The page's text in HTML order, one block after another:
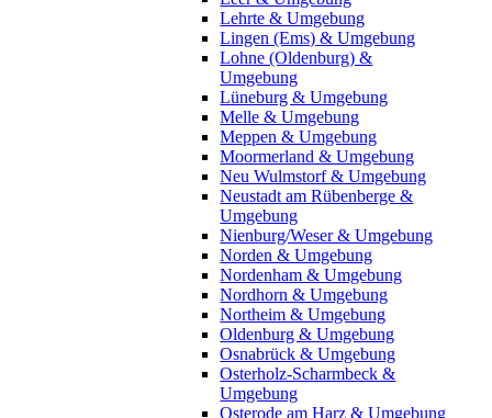
Lehrte & Umgebung
Lingen (Ems) & Umgebung
Lohne (Oldenburg) &
Umgebung
Lüneburg & Umgebung
Melle & Umgebung
Meppen & Umgebung
Moormerland & Umgebung
Neu Wulmstorf & Umgebung
Neustadt am Rübenberge &
Umgebung
Nienburg/Weser & Umgebung
Norden & Umgebung
Nordenham & Umgebung
Nordhorn & Umgebung
Northeim & Umgebung
Oldenburg & Umgebung
Osnabrück & Umgebung
Osterholz-Scharmbeck &
Umgebung
Osterode am Harz & Umgebung